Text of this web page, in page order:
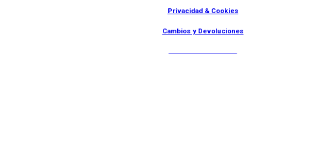
Privacidad & Cookies
Cambios y Devoluciones